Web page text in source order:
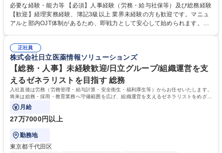
度改定などのコア業務にも挑戦できる、やりがいある環境です。 ■勤怠管
理、給与計算、社会保険手続き、年末調整等の労務管理全般 ■入退社手続
き、社内規定の改定や人事制度改定などのコア業務 ■社内イベントの企画
でも質問・相談できる環境が整っているため、安心して成長できます。 募
集職種 【森ビルG】人事・総務◆賞与5ヶ月◆年休120日◆残業少なめ◆
リモート可
必要な経験・能力等 【必須】人事経験（労務・給与社保等）及び総務経験
【歓迎】経理実務経験、簿記3級以上 業界未経験の方も歓迎です。マニュ
アルと部内OJT体制があるため、即戦力として安心して始められます。
務に挑戦できるため、自身の成長と組織への貢献度をダイレクトに実感で
きます。 残業少なめ、週1日リモート可など、ワークライフバランスを保
ち長期活躍できる環境です。 「これまでの幅広い経験を活かし、長期的な
キャリアを築きたい」という前向きな意欲と挑戦を全力で応援します。 学
歴・資格 学歴：大学院 大学 高専 短大 専修学校 高校 語学力： 資格：日商
簿記検定1級 日商簿記検定2級 日商簿記検定3級
正社員
株式会社日立医薬情報ソリューションズ
【総務・人事】未経験歓迎/日立グループ/組織運営を支
えるゼネラリストを目指す 総務
入社直後は労務（労務管理・給与計算・安全衛生・福利厚生等）からお任せいたします。
将来は総務・採用・教育業務へ守備範囲を広げ、組織運営を支えるゼネラリストをめざせ
ます。
月給
27万7000円以上
勤務地
東京都千代田区